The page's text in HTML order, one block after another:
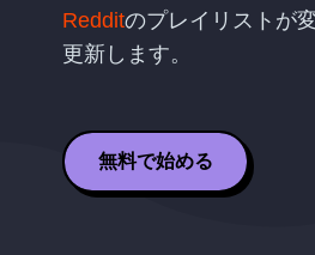
Redditのプレイリストが
更新します。
無料で始める